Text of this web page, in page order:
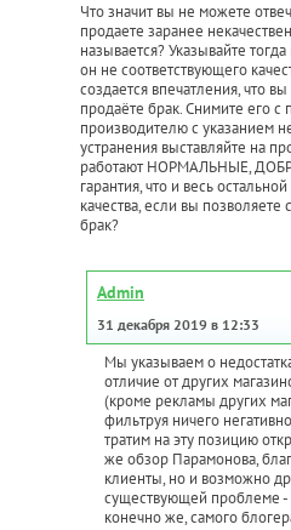
Что значит вы не можете
продаете заранее
называется? Указывайте
он не соответствующего
создается впечатления, что
продаёте брак. Снимите его с
производителю с указанием
устранения выставляйте на
работают НОРМАЛЬНЫЕ,
гарантия, что и весь
качества, если вы
брак?
Admin
31 декабря 2019 в 12:33
Мы указываем о
отличие от других
(кроме рекламы других
фильтруя ничего
тратим на эту позицию
же обзор Парамонова,
клиенты, но и возможно
существующей проблеме -
конечно же, самого